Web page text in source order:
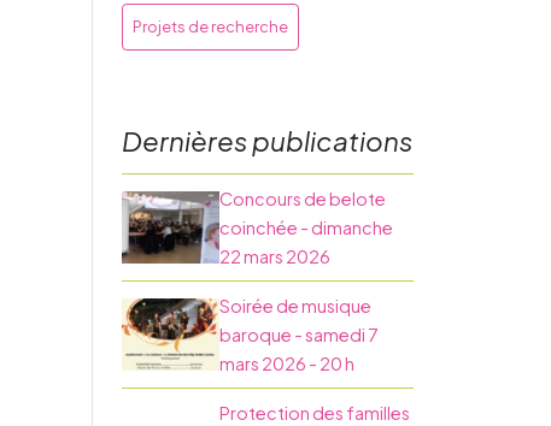
Projets de recherche
Dernières publications
Concours de belote
coinchée - dimanche
22 mars 2026
Soirée de musique
baroque - samedi 7
mars 2026 - 20 h
Protection des familles